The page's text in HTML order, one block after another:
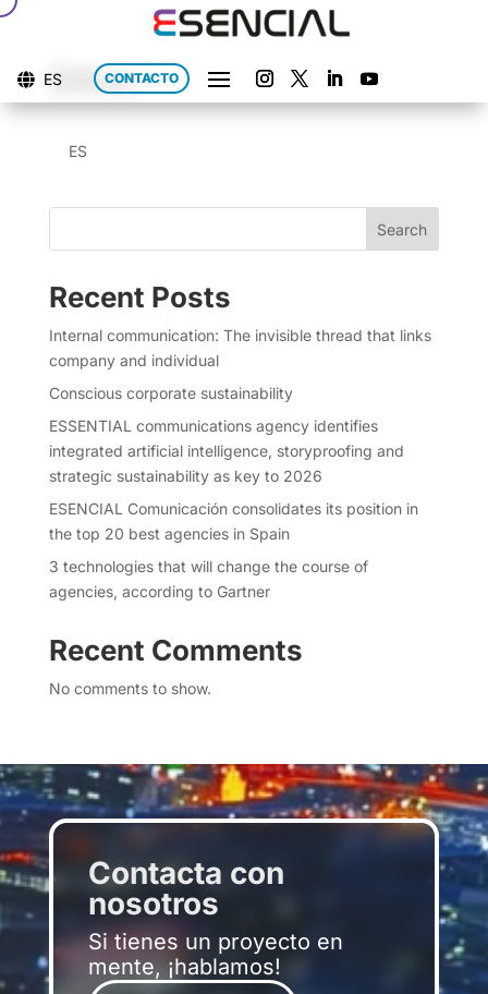
 ES CONTACTO
Other
ES
Search
Recent Posts
Internal communication: The invisible thread that links
company and individual
Conscious corporate sustainability
ESSENTIAL communications agency identifies
integrated artificial intelligence, storyproofing and
strategic sustainability as key to 2026
ESENCIAL Comunicación consolidates its position in
the top 20 best agencies in Spain
3 technologies that will change the course of
agencies, according to Gartner
Recent Comments
No comments to show.
Contacta con
nosotros
Si tienes un proyecto en
mente, ¡hablamos!